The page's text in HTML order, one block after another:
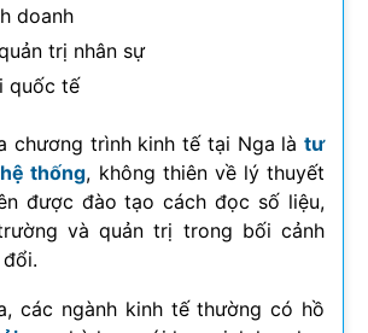
doanh
trị nhân sự
quốc tế
chương trình kinh tế tại Nga là tư
thống, không thiên về lý thuyết
được đào tạo cách đọc số liệu,
và quản trị trong bối cảnh
các ngành kinh tế thường có hồ